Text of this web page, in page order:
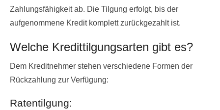
Zahlungsfähigkeit ab. Die Tilgung erfolgt, bis der
aufgenommene Kredit komplett zurückgezahlt ist.
Welche Kredittilgungsarten gibt es?
Dem Kreditnehmer stehen verschiedene Formen der
Rückzahlung zur Verfügung:
Ratentilgung: